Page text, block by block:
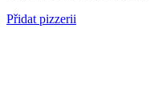
Přidat pizzerii